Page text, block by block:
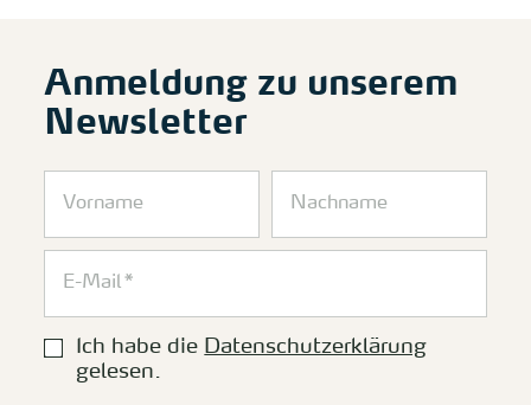
Anmeldung zu unserem
Newsletter
Ich habe die Datenschutzerklärung
gelesen.